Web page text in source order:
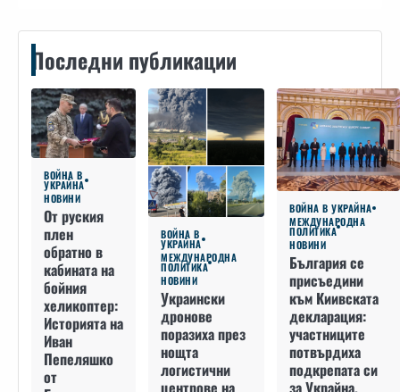
Последни публикации
ВОЙНА В
УКРАЙНА
НОВИНИ
От руския
плен
обратно в
кабината на
бойния
хеликоптер:
Историята на
Иван
Пепеляшко
от
ВОЙНА В
УКРАЙНА
МЕЖДУНАРОДНА
ПОЛИТИКА
НОВИНИ
Украински
дронове
поразиха през
нощта
логистични
центрове на
ВОЙНА В УКРАЙНА
МЕЖДУНАРОДНА
ПОЛИТИКА
НОВИНИ
България се
присъедини
към Киивската
декларация:
участниците
потвърдиха
подкрепата си
за Украйна,